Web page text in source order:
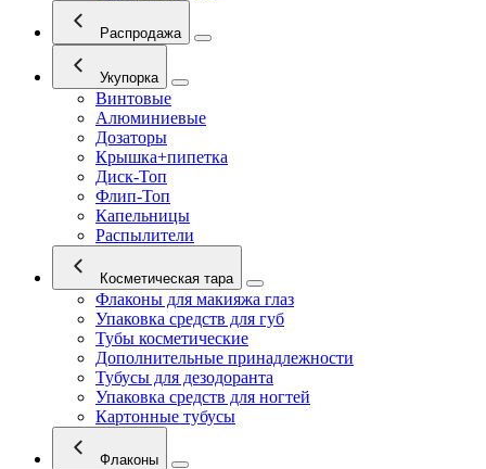
Распродажа
Укупорка
Винтовые
Алюминиевые
Дозаторы
Крышка+пипетка
Диск-Топ
Флип-Топ
Капельницы
Распылители
Косметическая тара
Флаконы для макияжа глаз
Упаковка средств для губ
Тубы косметические
Дополнительные принадлежности
Тубусы для дезодоранта
Упаковка средств для ногтей
Картонные тубусы
Флаконы